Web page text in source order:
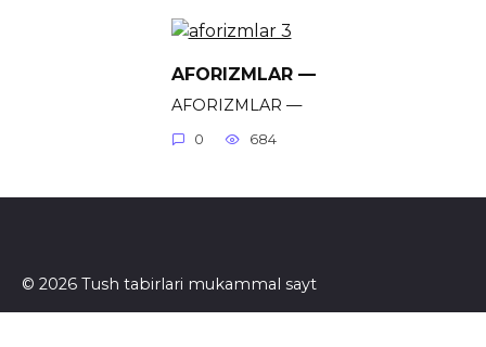
AFORIZMLAR —
AFORIZMLAR —
0 684
© 2026 Tush tabirlari mukammal sayt